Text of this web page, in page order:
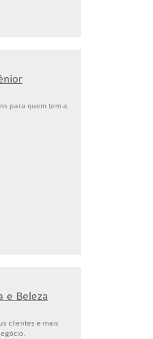
para quem tem a
e Beleza
clientes e mais